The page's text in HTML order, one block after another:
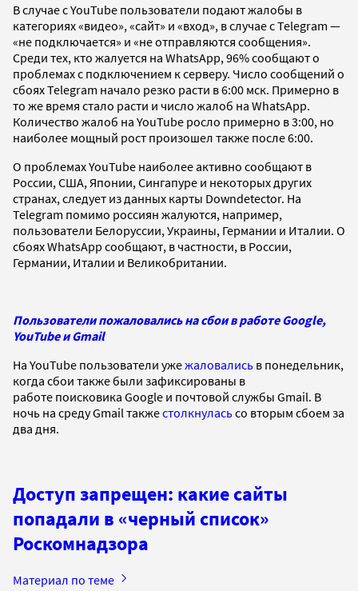
В случае с YouTube пользователи подают жалобы в
категориях «видео», «сайт» и «вход», в случае с Telegram —
«не подключается» и «не отправляются сообщения».
Среди тех, кто жалуется на WhatsApp, 96% сообщают о
проблемах с подключением к серверу. Число сообщений о
сбоях Telegram начало резко расти в 6:00 мск. Примерно в
то же время стало расти и число жалоб на WhatsApp.
Количество жалоб на YouTube росло примерно в 3:00, но
наиболее мощный рост произошел также после 6:00.
О проблемах YouTube наиболее активно сообщают в
России, США, Японии, Сингапуре и некоторых других
странах, следует из данных карты Downdetector. На
Telegram помимо россиян жалуются, например,
пользователи Белоруссии, Украины, Германии и Италии. О
сбоях WhatsApp сообщают, в частности, в России,
Германии, Италии и Великобритании.
Пользователи пожаловались на сбои в работе Google,
YouTube и Gmail
На YouTube пользователи ужежаловались в понедельник,
когда сбои также были зафиксированы в
работе поисковика Google и почтовой службы Gmail. В
ночь на среду Gmail такжестолкнуласьсо вторым сбоем за
два дня.
Доступ запрещен: какие сайты
попадали в «черный список»
Роскомнадзора
Материал по теме